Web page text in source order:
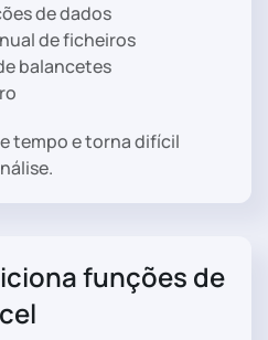
de dados
de ficheiros
balancetes
tempo e torna difícil
funções de